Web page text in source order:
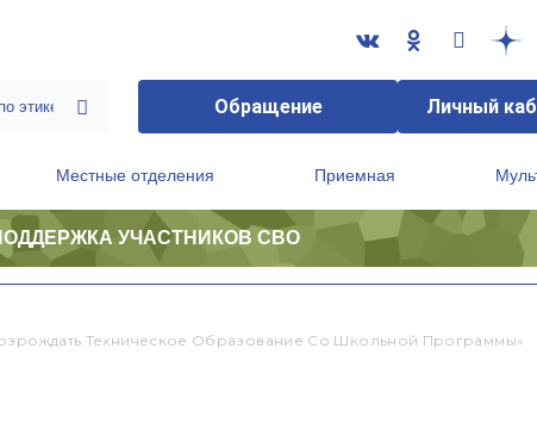
Обращение Личный
Местные отделения Приемная
УЧАСТНИКОВ СВО
Техническое Образование Со Школьной Программы»